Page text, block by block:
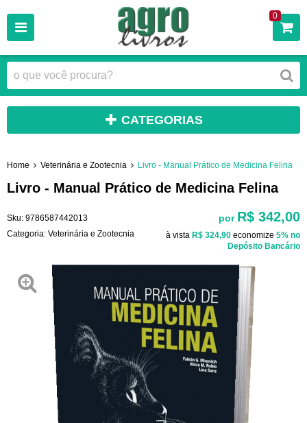
0
CATEGORIAS
Home Veterinária e Zootecnia Livro - Manual Prático de Medicina Felina
Livro - Manual Prático de Medicina Felina
Sku: 9786587442013
Categoria: Veterinária e Zootecnia
por R$ 342,00
à vista R$ 324,90 economize 5% no
Depósito Bancário